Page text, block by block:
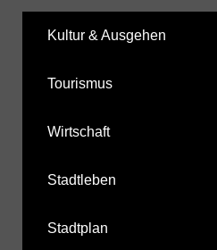
Kultur & Ausgehen
Tourismus
Wirtschaft
Stadtleben
Stadtplan